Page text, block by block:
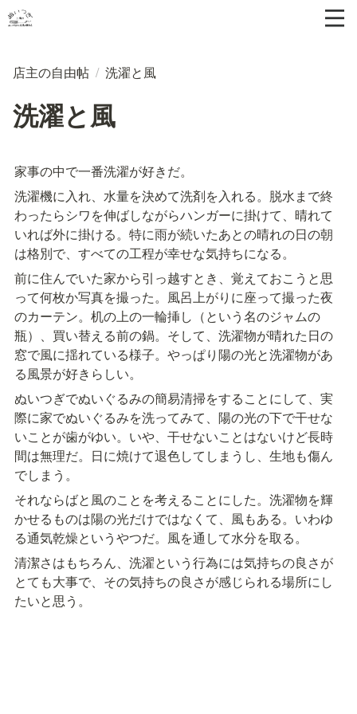
店主の自由帖 / 洗濯と風
洗濯と風
家事の中で一番洗濯が好きだ。
洗濯機に入れ、水量を決めて洗剤を入れる。脱水まで終
わったらシワを伸ばしながらハンガーに掛けて、晴れて
いれば外に掛ける。特に雨が続いたあとの晴れの日の朝
は格別で、すべての工程が幸せな気持ちになる。
前に住んでいた家から引っ越すとき、覚えておこうと思
って何枚か写真を撮った。風呂上がりに座って撮った夜
のカーテン。机の上の一輪挿し（という名のジャムの
瓶）、買い替える前の鍋。そして、洗濯物が晴れた日の
窓で風に揺れている様子。やっぱり陽の光と洗濯物があ
る風景が好きらしい。
ぬいつぎでぬいぐるみの簡易清掃をすることにして、実
際に家でぬいぐるみを洗ってみて、陽の光の下で干せな
いことが歯がゆい。いや、干せないことはないけど長時
間は無理だ。日に焼けて退色してしまうし、生地も傷ん
でしまう。
それならばと風のことを考えることにした。洗濯物を輝
かせるものは陽の光だけではなくて、風もある。いわゆ
る通気乾燥というやつだ。風を通して水分を取る。
清潔さはもちろん、洗濯という行為には気持ちの良さが
とても大事で、その気持ちの良さが感じられる場所にし
たいと思う。